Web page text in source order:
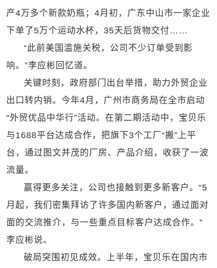
产4万多个新款奶瓶；4月初，广东中山市一家企业
下单了5万个运动水杯，35天后货物交付……
“此前美国滥施关税，公司不少订单受到影
响。”李应彬回忆道。
关键时刻，政府部门出台举措，助力外贸企业
出口转内销。今年4月，广州市商务局在全市启动
“外贸优品中华行”活动。在第二期活动中，宝贝乐
与1688平台达成合作，把旗下3个工厂“搬”上平
台，通过图文并茂的厂房、产品介绍，收获了一波
流量。
赢得更多关注，公司也接触到更多新客户。“5
月起，我们密集拜访了许多国内新客户，通过面对
面的交流推介，与一些重点目标客户达成合作。”
李应彬说。
破局突围初见成效。上半年，宝贝乐在国内市